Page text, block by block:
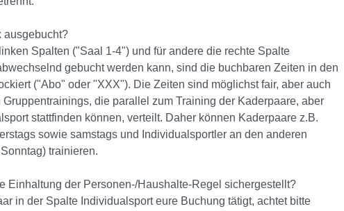
ausgebucht?
Spalten ("Saal 1-4") und für andere die rechte Spalte
gebucht werden kann, sind die buchbaren Zeiten in den
("Abo" oder "XXX"). Die Zeiten sind möglichst fair, aber auch
die parallel zum Training der Kaderpaare, aber
stattfinden können, verteilt. Daher können Kaderpaare z.B.
sowie samstags und Individualsportler an den anderen
trainieren.
Einhaltung der Personen-/Haushalte-Regel sichergestellt?
in der Spalte Individualsport eure Buchung tätigt, achtet bitte